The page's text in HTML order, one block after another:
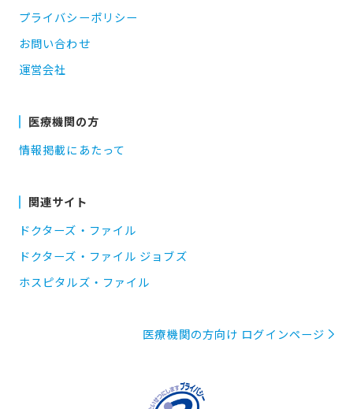
プライバシーポリシー
お問い合わせ
運営会社
医療機関の方
情報掲載にあたって
関連サイト
ドクターズ・ファイル
ドクターズ・ファイル ジョブズ
ホスピタルズ・ファイル
医療機関の方向け ログインページ